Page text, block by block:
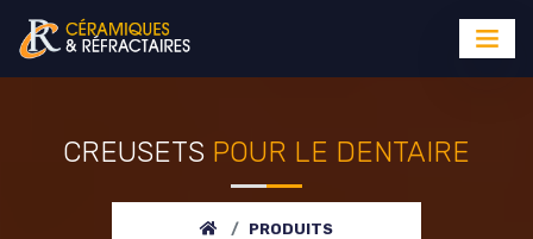
CREUSETS POUR LE DENTAIRE
PRODUITS